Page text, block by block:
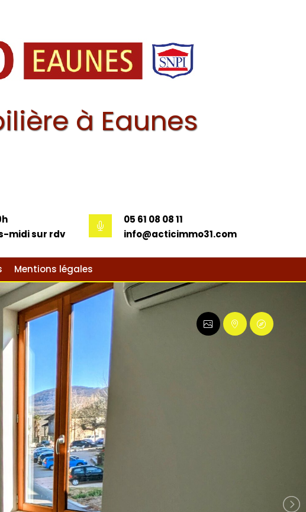
à Eaunes
midi sur rdv
05 61 08 08 11
info@acticimmo31.com
Mentions légales